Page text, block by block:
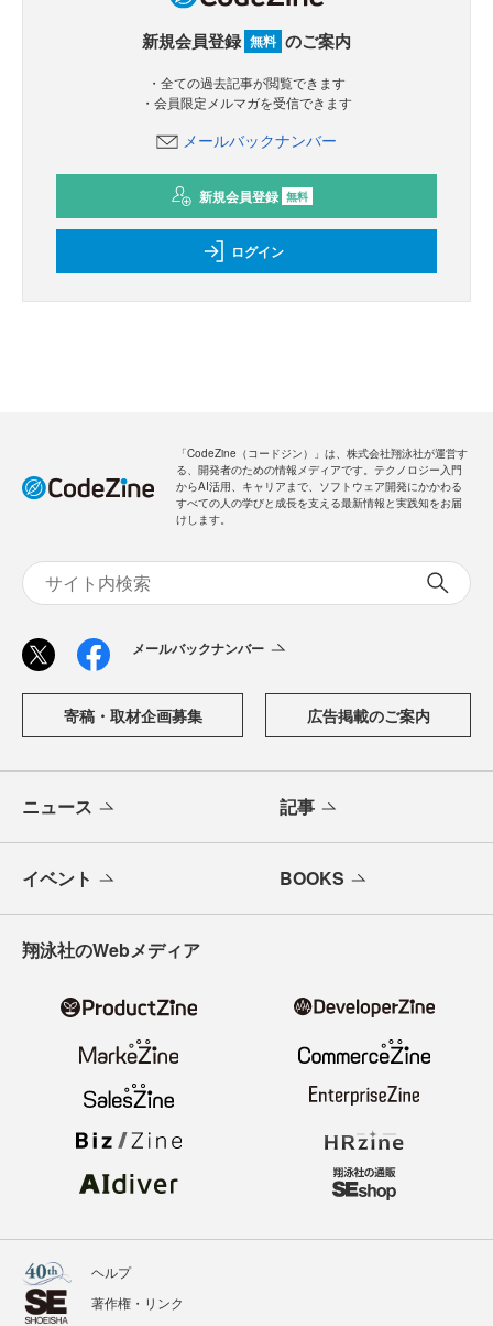
新規会員登録 無料 のご案内
・全ての過去記事が閲覧できます
・会員限定メルマガを受信できます
メールバックナンバー
新規会員登録 無料
ログイン
「CodeZine（コードジン）」は、株式会社翔泳社が運営す
る、開発者のための情報メディアです。テクノロジー入門
からAI活用、キャリアまで、ソフトウェア開発にかかわる
すべての人の学びと成長を支える最新情報と実践知をお届
けします。
メールバックナンバー
寄稿・取材企画募集 広告掲載のご案内
ニュース 記事
イベント BOOKS
翔泳社のWebメディア
ヘルプ
著作権・リンク